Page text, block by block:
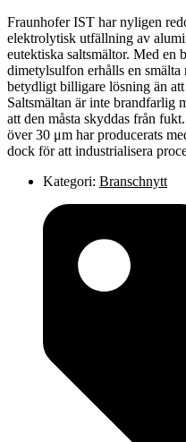
Fraunhofer IST har nyligen
elektrolytisk utfällning av
eutektiska saltsmältor. Med
dimetylsulfon erhålls en smälta
betydligt billigare lösning än
Saltsmältan är inte brandfarlig
att den måsta skyddas från
över 30 μm har producerats
dock för att industrialisera
Kategori: Branschnytt